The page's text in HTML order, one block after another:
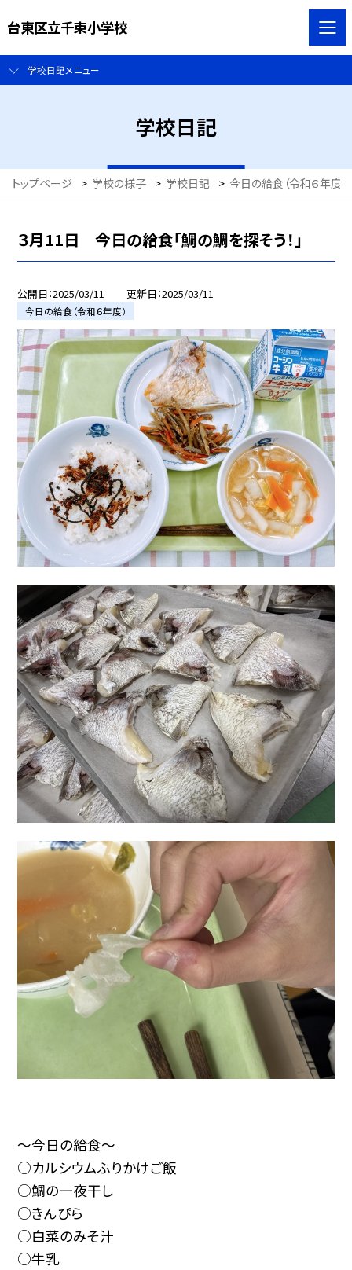
台東区立千束小学校
学校日記メニュー
学校日記
トップページ > 学校の様子 > 学校日記 > 今日の給食（令和６年度）
３月11日 今日の給食「鯛の鯛を探そう！」
公開日 2025/03/11 更新日 2025/03/11
今日の給食（令和６年度）
～今日の給食～
○カルシウムふりかけご飯
○鯛の一夜干し
○きんぴら
○白菜のみそ汁
○牛乳